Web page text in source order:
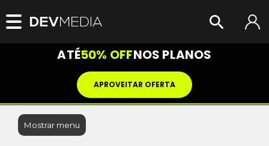
ATÉ50% OFFNOS PLANOS
APROVEITAR OFERTA
Mostrar menu